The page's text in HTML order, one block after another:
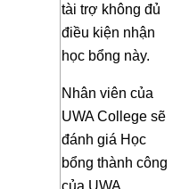
tài trợ không đủ
điều kiện nhận
học bổng này.
Nhân viên của
UWA College sẽ
đánh giá Học
bổng thành công